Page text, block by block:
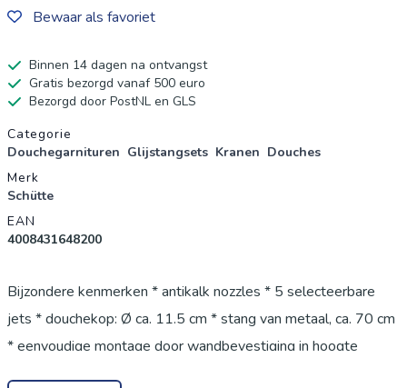
Bewaar als favoriet
Binnen 14 dagen na ontvangst
Gratis bezorgd vanaf 500 euro
Bezorgd door PostNL en GLS
Productgegevens
Categorie
Douchegarnituren Glijstangsets Kranen Douches
Merk
Schütte
EAN
4008431648200
Bijzondere kenmerken * antikalk nozzles * 5 selecteerbare
jets * douchekop: Ø ca. 11.5 cm * stang van metaal, ca. 70 cm
* eenvoudige montage door wandbevestiging in hoogte